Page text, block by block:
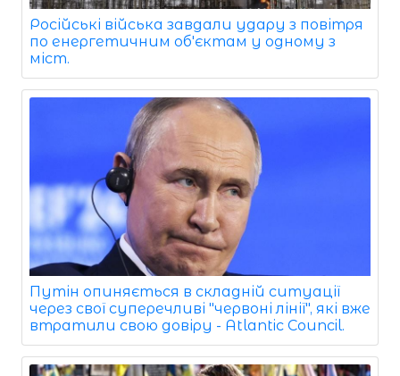
Російські війська завдали удару з повітря
по енергетичним об'єктам у одному з
міст.
Путін опиняється в складній ситуації
через свої суперечливі "червоні лінії", які вже
втратили свою довіру - Atlantic Council.